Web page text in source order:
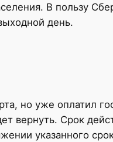
В пользу
день.
но уже оплатил
вернуть. Срок
указанного